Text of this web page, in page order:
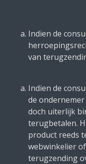
Indien de
van
Indien de
de
doch uiterlijk
terugbetalen.
product reeds
webwinkelier
terugzending